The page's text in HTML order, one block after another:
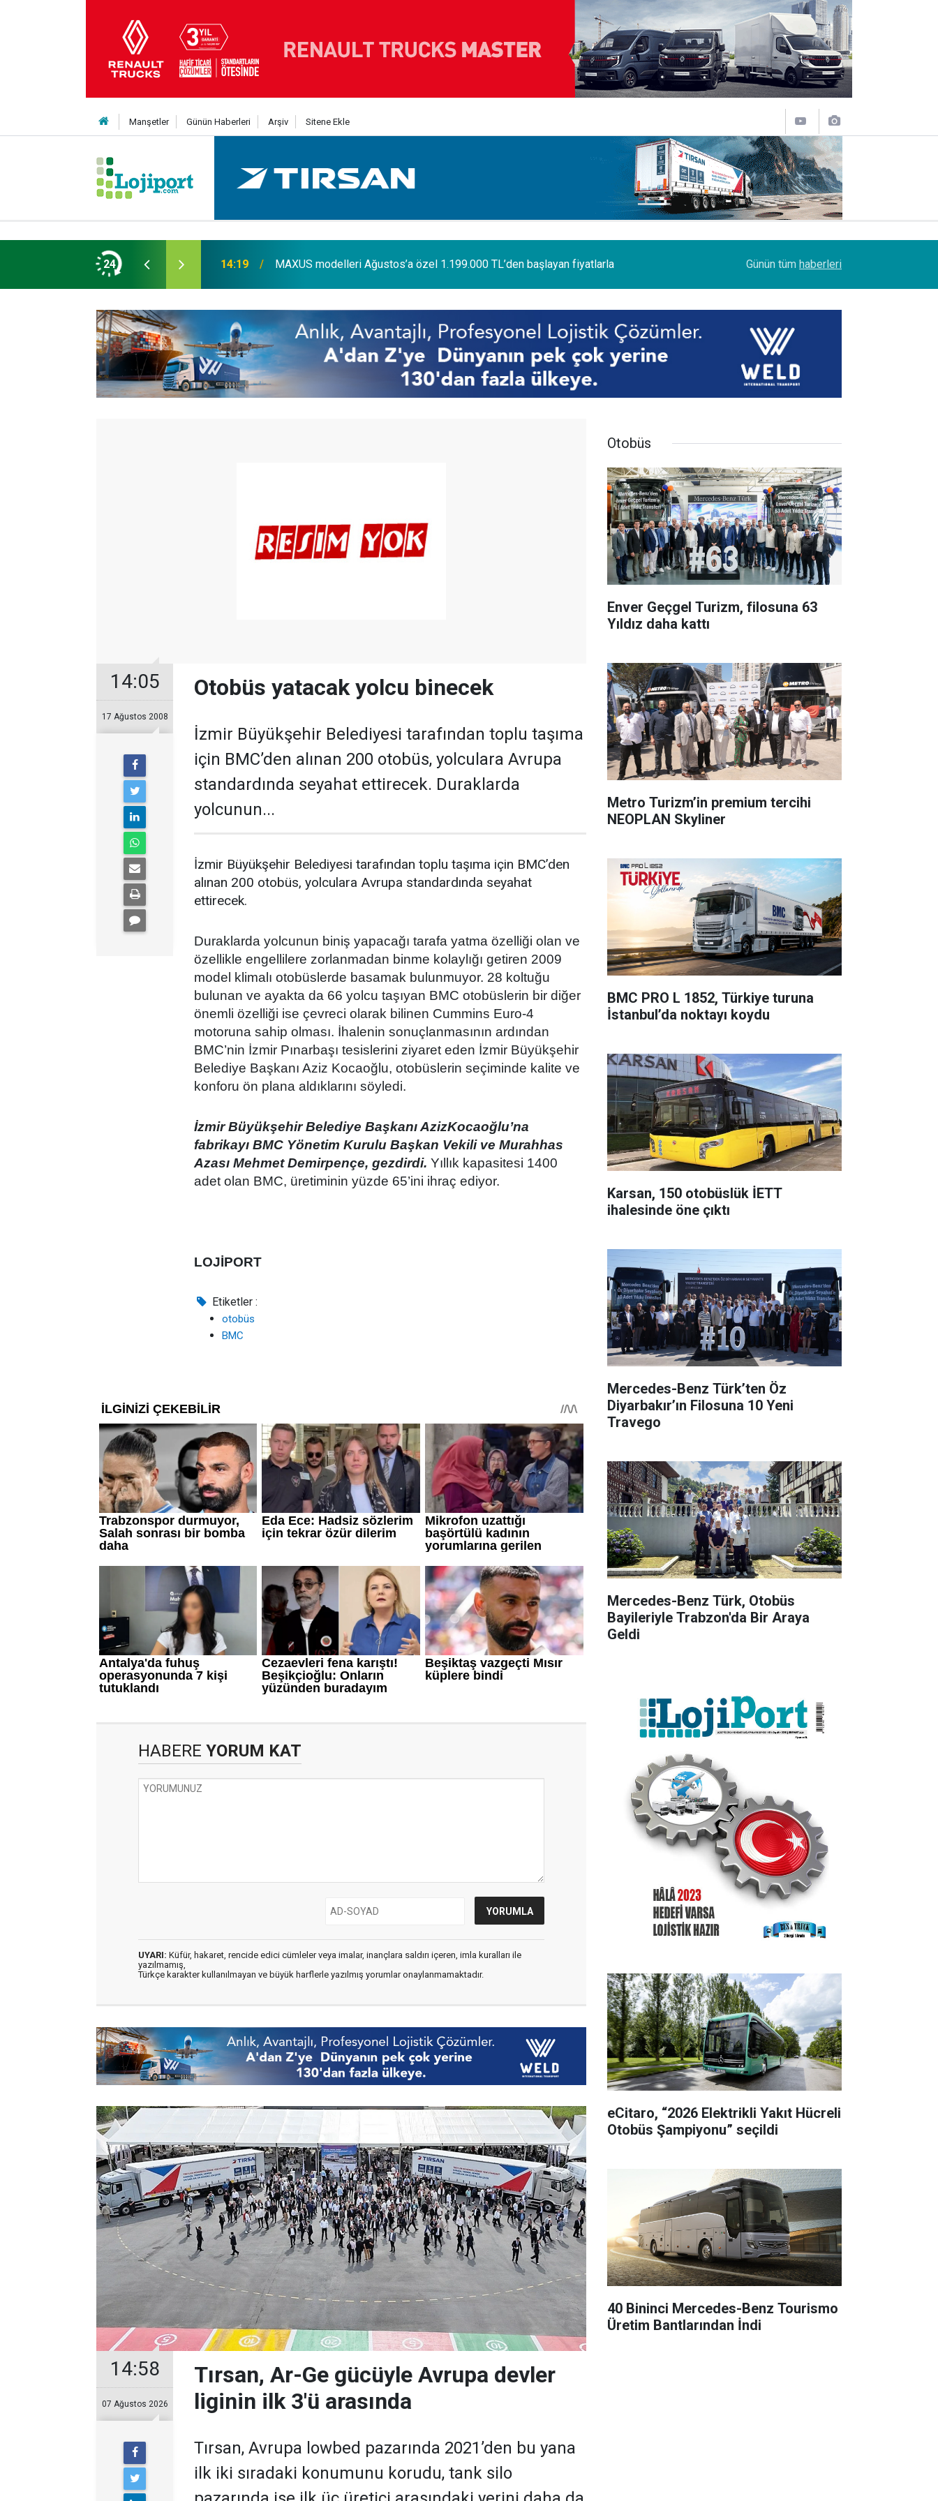
Manşetler Günün Haberleri Arşiv Sitene Ekle
24
liginin ilk 3'ü arasında 14:19 MAXUS modelleri Ağustos’a özel 1.199.000 TL’den başlayan fiyatlarla Petrol Ofisi Grubu 18. kez zirvede
Günün tüm haberleri
14:05
17 Ağustos 2008
Otobüs yatacak yolcu binecek
İzmir Büyükşehir Belediyesi tarafından toplu taşıma
için BMC’den alınan 200 otobüs, yolculara Avrupa
standardında seyahat ettirecek. Duraklarda
yolcunun...
İzmir Büyükşehir Belediyesi tarafından toplu taşıma için BMC’den
alınan 200 otobüs, yolculara Avrupa standardında seyahat
ettirecek.
Duraklarda yolcunun biniş yapacağı tarafa yatma özelliği olan ve
özellikle engellilere zorlanmadan binme kolaylığı getiren 2009
model klimalı otobüslerde basamak bulunmuyor. 28 koltuğu
bulunan ve ayakta da 66 yolcu taşıyan BMC otobüslerin bir diğer
önemli özelliği ise çevreci olarak bilinen Cummins Euro-4
motoruna sahip olması. İhalenin sonuçlanmasının ardından
BMC’nin İzmir Pınarbaşı tesislerini ziyaret eden İzmir Büyükşehir
Belediye Başkanı Aziz Kocaoğlu, otobüslerin seçiminde kalite ve
konforu ön plana aldıklarını söyledi.
İzmir Büyükşehir Belediye Başkanı AzizKocaoğlu’na
fabrikayı BMC Yönetim Kurulu Başkan Vekili ve Murahhas
Azası Mehmet Demirpençe, gezdirdi. Yıllık kapasitesi 1400
adet olan BMC, üretiminin yüzde 65’ini ihraç ediyor.
LOJİPORT
Etiketler :
otobüs
BMC
HABERE YORUM KAT
UYARI: Küfür, hakaret, rencide edici cümleler veya imalar, inançlara saldırı içeren, imla kuralları ile
yazılmamış,
Türkçe karakter kullanılmayan ve büyük harflerle yazılmış yorumlar onaylanmamaktadır.
14:58
07 Ağustos 2026
Tırsan, Ar-Ge gücüyle Avrupa devler
liginin ilk 3'ü arasında
Tırsan, Avrupa lowbed pazarında 2021’den bu yana
ilk iki sıradaki konumunu korudu, tank silo
Otobüs
Enver Geçgel Turizm, filosuna 63
Yıldız daha kattı
Metro Turizm’in premium tercihi
NEOPLAN Skyliner
BMC PRO L 1852, Türkiye turuna
İstanbul’da noktayı koydu
Karsan, 150 otobüslük İETT
ihalesinde öne çıktı
Mercedes-Benz Türk’ten Öz
Diyarbakır’ın Filosuna 10 Yeni
Travego
Mercedes-Benz Türk, Otobüs
Bayileriyle Trabzon'da Bir Araya
Geldi
eCitaro, “2026 Elektrikli Yakıt Hücreli
Otobüs Şampiyonu” seçildi
40 Bininci Mercedes-Benz Tourismo
Üretim Bantlarından İndi